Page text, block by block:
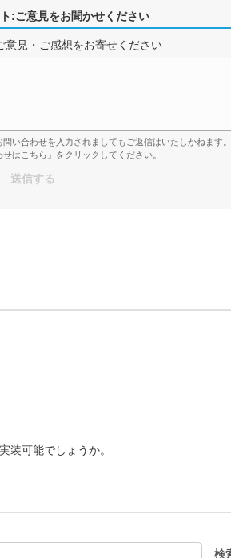
:ご意見をお聞かせください
意見・ご感想をお寄せください
問い合わせを入力されましてもご返信はいたしかねます
せはこちら」をクリックしてください。
装可能でしょうか。